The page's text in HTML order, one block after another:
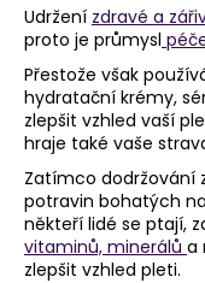
Udržení zdravé a
proto je průmysl
Přestože však
hydratační krémy,
zlepšit vzhled vaší
hraje také vaše
Zatímco dodržování
potravin bohatých
někteří lidé se ptají,
vitaminů, minerálů a
zlepšit vzhled pleti.
t
e
n
a
j
í
t
?